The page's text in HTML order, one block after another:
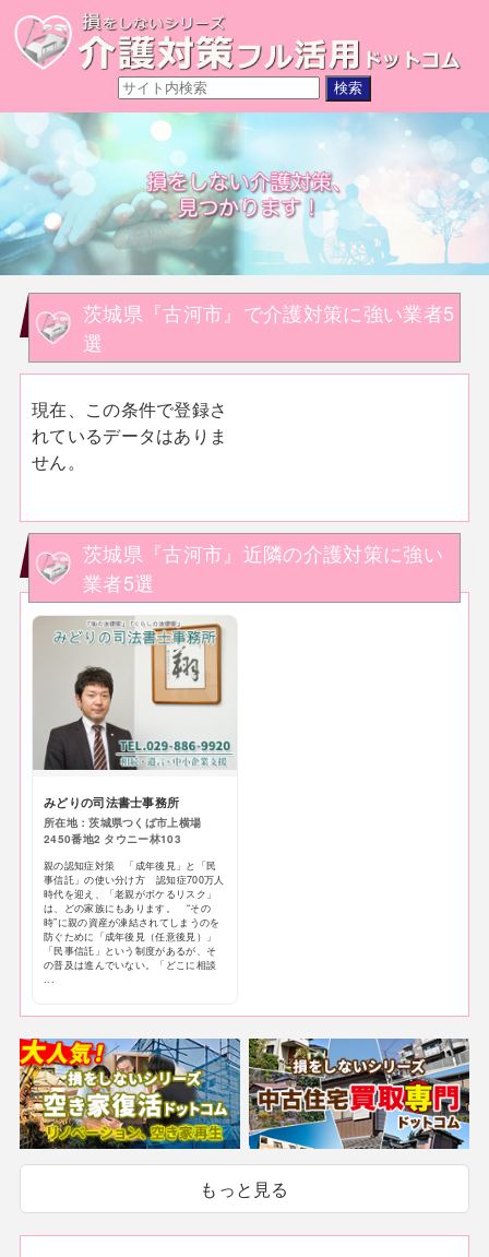
茨城県『古河市』で介護対策に強い業者5
選
現在、この条件で登録さ
れているデータはありま
せん。
茨城県『古河市』近隣の介護対策に強い
業者5選
みどりの司法書士事務所
所在地：茨城県つくば市上横場
2450番地2 タウニー林103
親の認知症対策 「成年後見」と「民
事信託」の使い分け方 認知症700万人
時代を迎え、「老親がボケるリスク」
は、どの家族にもあります。 “その
時”に親の資産が凍結されてしまうのを
防ぐために「成年後見（任意後見）」
「民事信託」という制度があるが、そ
の普及は進んでいない。「どこに相談
...
もっと見る